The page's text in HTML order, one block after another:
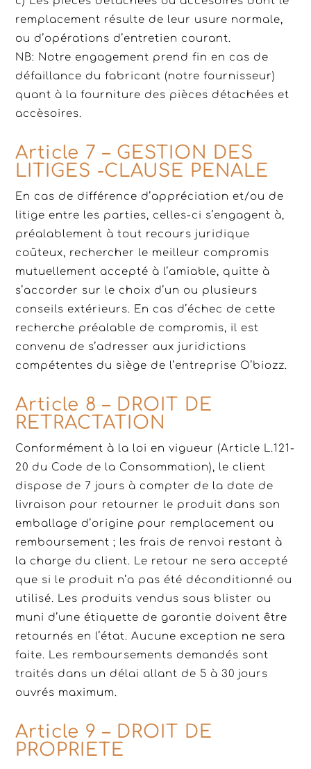
remplacement résulte de leur usure normale,
ou d’opérations d’entretien courant.
NB: Notre engagement prend fin en cas de
défaillance du fabricant (notre fournisseur)
quant à la fourniture des pièces détachées et
accèsoires.
Article 7 – GESTION DES
LITIGES -CLAUSE PENALE
En cas de différence d’appréciation et/ou de
litige entre les parties, celles-ci s’engagent à,
préalablement à tout recours juridique
coûteux, rechercher le meilleur compromis
mutuellement accepté à l’amiable, quitte à
s’accorder sur le choix d’un ou plusieurs
conseils extérieurs. En cas d’échec de cette
recherche préalable de compromis, il est
convenu de s’adresser aux juridictions
compétentes du siège de l’entreprise O’biozz.
Article 8 – DROIT DE
RETRACTATION
Conformément à la loi en vigueur (Article L.121-
20 du Code de la Consommation), le client
dispose de 7 jours à compter de la date de
livraison pour retourner le produit dans son
emballage d’origine pour remplacement ou
remboursement ; les frais de renvoi restant à
la charge du client. Le retour ne sera accepté
que si le produit n’a pas été déconditionné ou
utilisé. Les produits vendus sous blister ou
muni d’une étiquette de garantie doivent être
retournés en l’état. Aucune exception ne sera
faite. Les remboursements demandés sont
traités dans un délai allant de 5 à 30 jours
ouvrés maximum.
Article 9 – DROIT DE
PROPRIETE